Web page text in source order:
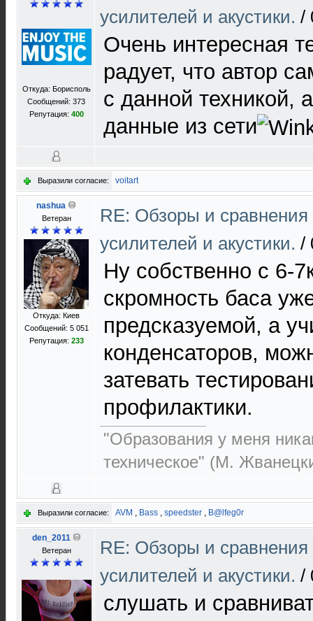
Откуда: Борисполь
Сообщений: 373
Репутация: 400
усилителей и акустики. /
Очень интересная
радует, что автор
с данной техникой,
данные из сети
Выразили согласие: voitart
nashua
Ветеран
Откуда: Киев
Сообщений: 5 051
Репутация: 233
RE: Обзоры и
усилителей и акустики. /
Ну собственно с 6-
скромность баса
предсказуемой, а
конденсаторов,
затевать
профилактики.
"Образования у меня
техническое" (М.
Выразили согласие: AVM , Bass , speedster , B@lfeg0r
den_2011
Ветеран
RE: Обзоры и
усилителей и акустики. /
слушать и